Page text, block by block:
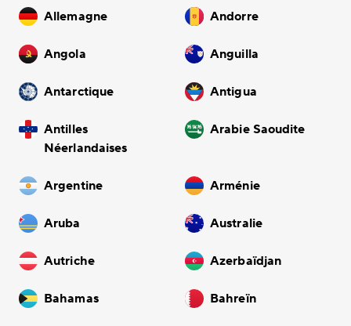
Allemagne Andorre
Angola Anguilla
Antarctique Antigua
Antilles
Néerlandaises
Arabie Saoudite
Argentine Arménie
Aruba Australie
Autriche Azerbaïdjan
Bahamas Bahreïn